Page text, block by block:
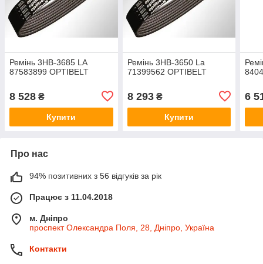
Ремінь 3НВ-3685 LA
87583899 OPTIBELT
8 528 ₴
Купити
Ремінь 3НВ-3650 La
71399562 OPTIBELT
8 293₴
Купити
6
Про нас
94% позитивних з 56 відгуків за рік
Працює з 11.04.2018
м. Дніпро
проспект Олександра Поля, 28, Дніпро, Україна
Контакти